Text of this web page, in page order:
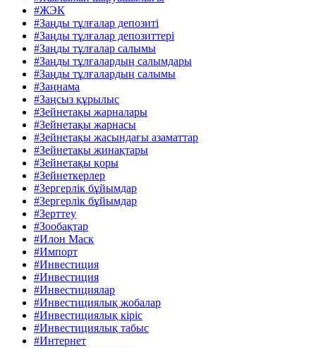
#ЖЭК
#Заңды тұлғалар депозиті
#Заңды тұлғалар депозиттері
#Заңды тұлғалар салымы
#Заңды тұлғалардың салымдары
#Заңды тұлғалардың салымы
#Заңнама
#Заңсыз құрылыс
#Зейнетақы жарналары
#Зейнетақы жарнасы
#Зейнетақы жасындағы азаматтар
#Зейнетақы жинақтары
#Зейнетақы қоры
#Зейнеткерлер
#Зергерлік бұйымдар
#Зергерлік бұйымдар
#Зерттеу
#Зообақтар
#Илон Маск
#Импорт
#Инвестиция
#Инвестиция
#Инвестициялар
#Инвестициялық жобалар
#Инвестициялық кіріс
#Инвестициялық табыс
#Интернет